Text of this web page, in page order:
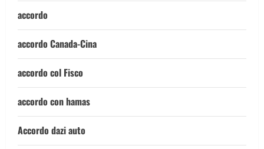
accordo
accordo Canada-Cina
accordo col Fisco
accordo con hamas
Accordo dazi auto